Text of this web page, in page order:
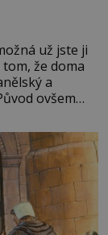
už jste ji
že doma
a
ovšem
a k tomu